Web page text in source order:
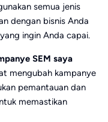
semua jenis
dengan bisnis Anda
ingin Anda capai.
SEM saya
mengubah kampanye
pemantauan dan
memastikan